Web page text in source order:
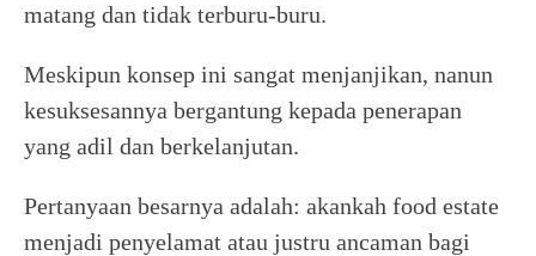
matang dan tidak terburu-buru.
Meskipun konsep ini sangat menjanjikan, nanun
kesuksesannya bergantung kepada penerapan
yang adil dan berkelanjutan.
Pertanyaan besarnya adalah: akankah food estate
menjadi penyelamat atau justru ancaman bagi